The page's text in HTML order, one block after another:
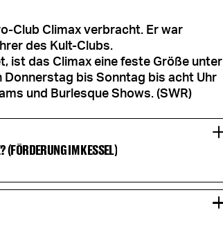
Club Climax verbracht. Er war
des Kult-Clubs.
ist das Climax eine feste Größe unter
Donnerstag bis Sonntag bis acht Uhr
und Burlesque Shows. (SWR)
(FÖRDERUNG IM KESSEL)